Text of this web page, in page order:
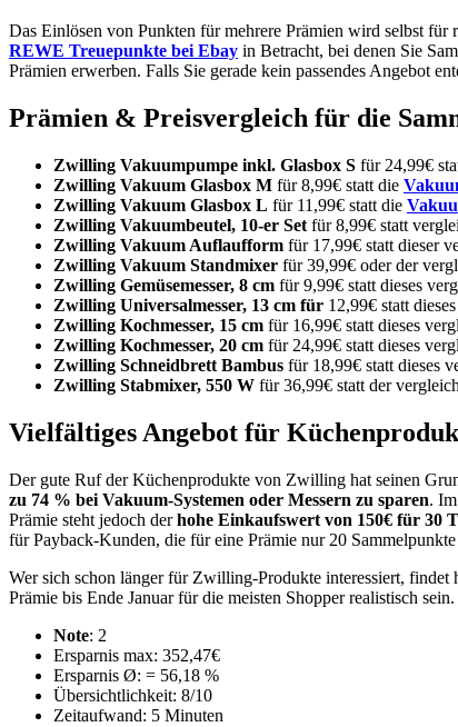
Das Einlösen von Punkten für mehrere Prämien wird selbst
REWE Treuepunkte bei Ebay in Betracht, bei denen Sie
Prämien erwerben. Falls Sie gerade kein passendes Angebot
Prämien & Preisvergleich für die
Zwilling Vakuumpumpe inkl. Glasbox S für 24,99€
Zwilling Vakuum Glasbox M für 8,99€ statt die
Zwilling Vakuum Glasbox L für 11,99€ statt die
Zwilling Vakuumbeutel, 10-er Set für 8,99€ statt
Zwilling Vakuum Auflaufform für 17,99€ statt dieser
Zwilling Vakuum Standmixer für 39,99€ oder der
Zwilling Gemüsemesser, 8 cm für 9,99€ statt dieses
Zwilling Universalmesser, 13 cm für 12,99€ statt
Zwilling Kochmesser, 15 cm für 16,99€ statt dieses
Zwilling Kochmesser, 20 cm für 24,99€ statt dieses
Zwilling Schneidbrett Bambus für 18,99€ statt dieses
Zwilling Stabmixer, 550 W für 36,99€ statt der
Vielfältiges Angebot für
Der gute Ruf der Küchenprodukte von Zwilling hat seinen
zu 74 % bei Vakuum-Systemen oder Messern zu sparen.
Prämie steht jedoch derhohe Einkaufswert von 150€ für 30
für Payback-Kunden, die für eine Prämie nur 20
Wer sich schon länger für Zwilling-Produkte interessiert,
Prämie bis Ende Januar für die meisten Shopper realistisch sein.
Note: 2
Ersparnis max: 352,47€
Ersparnis Ø: = 56,18 %
Übersichtlichkeit: 8/10
Zeitaufwand: 5 Minuten